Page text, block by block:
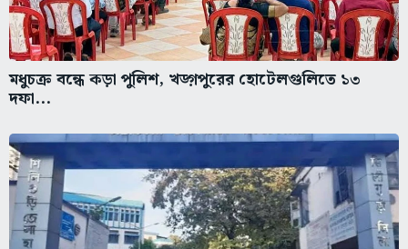
মধুচক্র বন্ধে কড়া পুলিশ, খড়্গপুরের হোটেলগুলিতে ১৩
দফা...